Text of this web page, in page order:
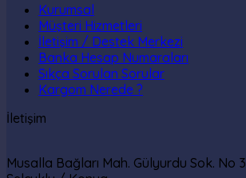
Kurumsal
Müşteri Hizmetleri
İletişim / Destek Merkezi
Banka Hesap Numaraları
Sıkça Sorulan Sorular
Kargom Nerede ?
İletişim
Musalla Bağları Mah. Gülyurdu Sok. No 3